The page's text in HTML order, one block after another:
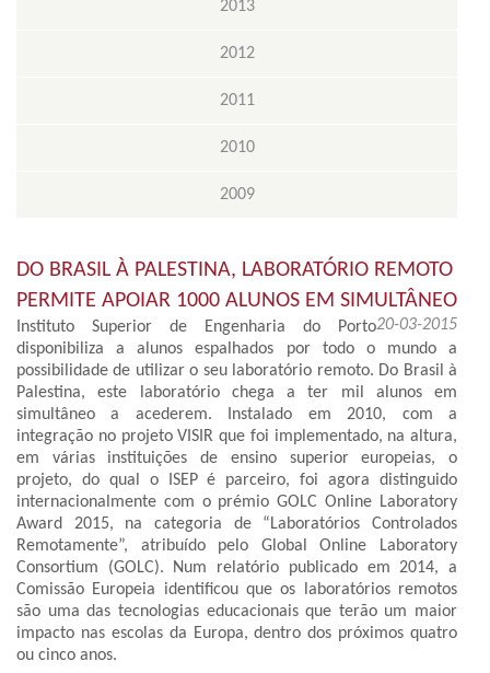
2013
2012
2011
2010
2009
DO BRASIL À PALESTINA, LABORATÓRIO REMOTO
PERMITE APOIAR 1000 ALUNOS EM SIMULTÂNEO
20-03-2015
Instituto Superior de Engenharia do Porto
disponibiliza a alunos espalhados por todo o mundo a
possibilidade de utilizar o seu laboratório remoto. Do Brasil à
Palestina, este laboratório chega a ter mil alunos em
simultâneo a acederem. Instalado em 2010, com a
integração no projeto VISIR que foi implementado, na altura,
em várias instituições de ensino superior europeias, o
projeto, do qual o ISEP é parceiro, foi agora distinguido
internacionalmente com o prémio GOLC Online Laboratory
Award 2015, na categoria de “Laboratórios Controlados
Remotamente”, atribuído pelo Global Online Laboratory
Consortium (GOLC). Num relatório publicado em 2014, a
Comissão Europeia identificou que os laboratórios remotos
são uma das tecnologias educacionais que terão um maior
impacto nas escolas da Europa, dentro dos próximos quatro
ou cinco anos.